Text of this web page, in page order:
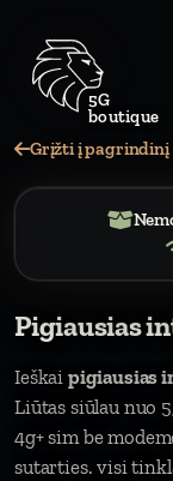
Grįžti į pagrindinį
Pigiausias
Ieškai pigiausias
Liūtas siūlau nuo
4g+ sim be
sutarties. visi